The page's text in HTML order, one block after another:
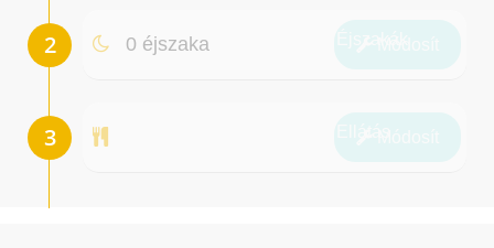
0 éjszaka